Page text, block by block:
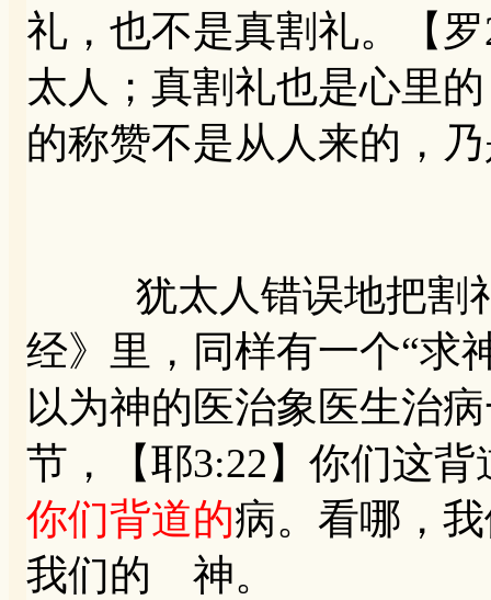
礼，也不是真割礼。【
太人；真割礼也是心里
的称赞不是从人来的，
犹太人错误地把割礼
经》里，同样有一个“求
以为神的医治象医生治
节，【耶3:22】你们这
你们背道的病。看哪，
我们的 神。